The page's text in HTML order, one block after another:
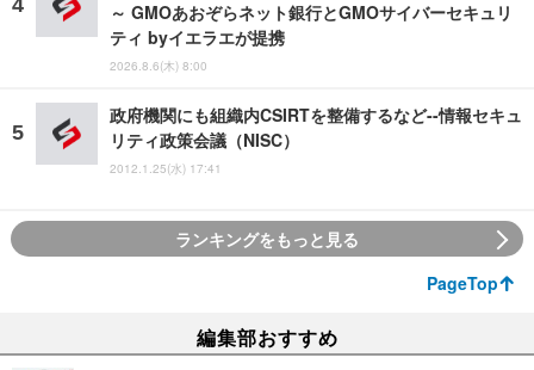
～ GMOあおぞらネット銀行とGMOサイバーセキュリ
ティ byイエラエが提携
2026.8.6(木) 8:00
政府機関にも組織内CSIRTを整備するなど--情報セキュ
リティ政策会議（NISC）
2012.1.25(水) 17:41
ランキングをもっと見る
PageTop
編集部おすすめ